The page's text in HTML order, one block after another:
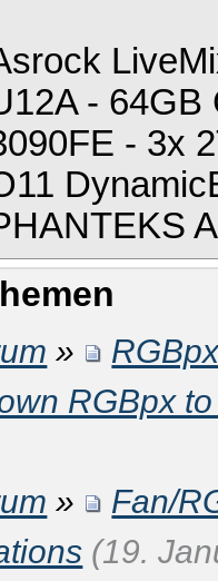
- 64GB
- 3x
»
RGBpx
»
Fan/
(19.